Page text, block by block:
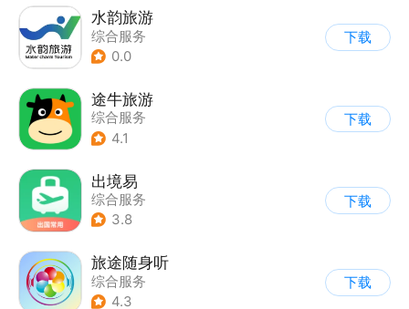
水韵旅游
综合服务
0.0
下载
途牛旅游
综合服务
4.1
下载
出境易
综合服务
3.8
下载
旅途随身听
综合服务
4.3
下载